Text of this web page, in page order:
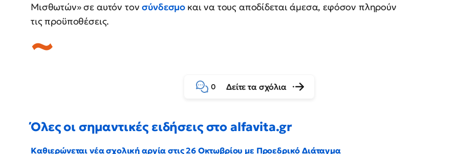
Μισθωτών» σε αυτόν τονσύνδεσμο και να τους αποδίδεται άμεσα, εφόσον πληρούν
τις προϋποθέσεις.
0 Δείτε τα σχόλια
Όλες οι σημαντικές ειδήσεις στο alfavita.gr
Καθιερώνεται νέα σχολική αργία στις 26 Οκτωβρίου με Προεδρικό Διάταγμα